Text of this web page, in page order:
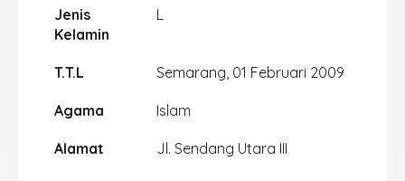
Jenis
Kelamin
L
T.T.L Semarang, 01 Februari 2009
Agama Islam
Alamat Jl. Sendang Utara III